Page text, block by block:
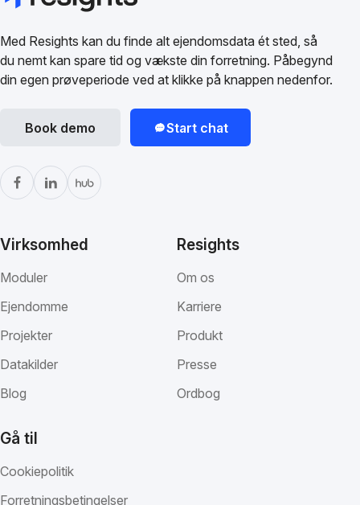
Med Resights kan du finde alt ejendomsdata ét sted, så
du nemt kan spare tid og vækste din forretning. Påbegynd
din egen prøveperiode ved at klikke på knappen nedenfor.
Book demo Start chat
Virksomhed
Moduler
Ejendomme
Projekter
Datakilder
Blog
Resights
Om os
Karriere
Produkt
Presse
Ordbog
Gå til
Cookiepolitik
Forretningsbetingelser